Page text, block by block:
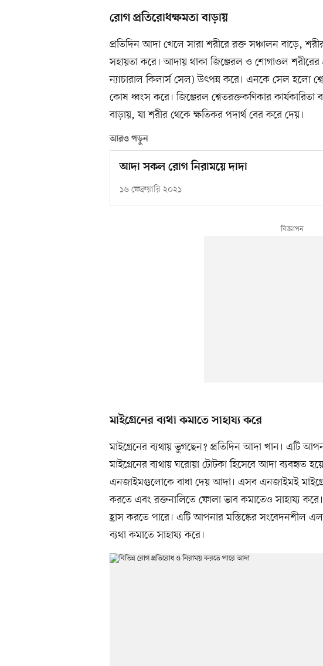
রোগ প্রতিরোধক্ষমতা বাড়ায়
প্রতিদিন আদা খেলে সারা শরীরে রক্ত সঞ্চালন বাড়ে,
সহায়তা করে। আদায় থাকা জিঞ্জেরল ও শোগাওল
ন্যাচারাল কিলার্স সেল) উৎপন্ন করে। এনকে সেল হলো
কোষ ধ্বংস করে। জিঞ্জেরল শ্বেতরক্তকণিকার
বাড়ায়, যা শরীর থেকে ক্ষতিকর পদার্থ বের করে দেয়।
আরও পড়ুন
আদা সকল রোগ নিরাময়ে দাদা
১৬ ফেব্রুয়ারি ২০২১
মাইগ্রেনের ব্যথা কমাতে সাহায্য করে
মাইগ্রেনের ব্যথায় ভুগছেন? প্রতিদিন আদা খান। এটি
মাইগ্রেনের ব্যথায় ঘরোয়া টোটকা হিসেবে আদা ব্যবহৃত
এনজাইমগুলোকে বাধা দেয় আদা। এসব এনজাইমই
করতে এবং রক্তনালিতে ফোলা ভাব কমাতেও সাহায্য করে।
হ্রাস করতে পারে। এটি আপনার মস্তিষ্কের সংবেদনশীল
ব্যথা কমাতে সাহায্য করে।